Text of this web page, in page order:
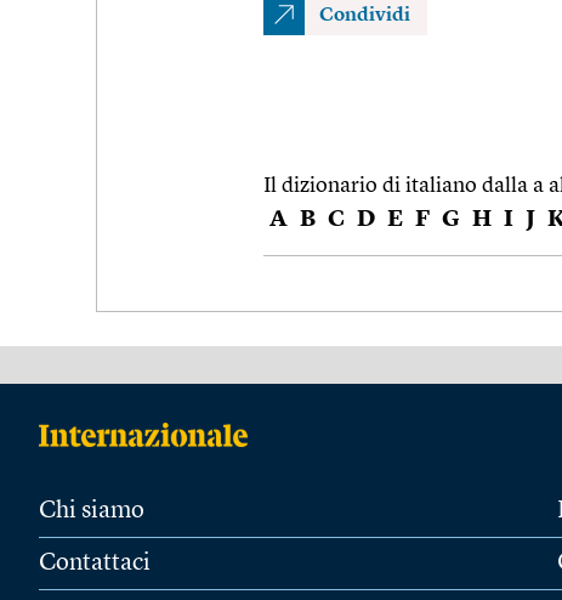
Condividi
Il dizionario di italiano dalla a
A B C D E F G H I J
Chi siamo
Contattaci